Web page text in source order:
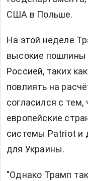
США в Польше.
На этой неделе
высокие пошлины
Россией, таких
повлиять на
согласился с
европейские
системы Patriot и
для Украины.
"Однако Трамп